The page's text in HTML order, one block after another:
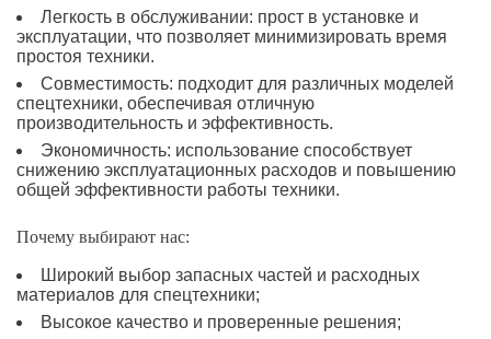
Легкость в обслуживании: прост в установке и
эксплуатации, что позволяет минимизировать время
простоя техники.
Совместимость: подходит для различных моделей
спецтехники, обеспечивая отличную
производительность и эффективность.
Экономичность: использование способствует
снижению эксплуатационных расходов и повышению
общей эффективности работы техники.
Почему выбирают нас:
Широкий выбор запасных частей и расходных
материалов для спецтехники;
Высокое качество и проверенные решения;